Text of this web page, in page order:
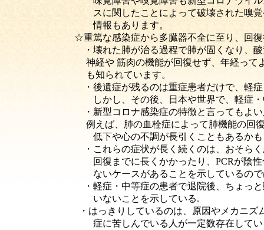
スに関したことによって破壊された嗅覚や味覚を
情報もあります。
☆重篤な感染症から多臓器不全に至り、回
・壊れた肺が治る過程で肺が固くなり、酸素の交
神経や 筋肉の機能が回復せず、年経ってようやく
も知られています。
・後遺症が残るのは重症患者だけで、軽症・中等
しかし、その後、日本や世界で、軽症・中等症
・新型コロナ感染症の特徴と言ってもよい血栓症
例えば、肺の血栓症によって肺機能の回復が悪い
低下や心の不調が長引くこともあるかもし
・これらの症状が長く続くのは、おそらく患者が
回復までに長くかかったり、PCRが陰性化しても
ないケースがあることを示しているのでは
・軽症・中等症の患者で退院後、ちょっと動くと
いないことを示している.
・はっきりしているのは、原因やメカニズムはま
症に苦しんでいる人が一定数存在している